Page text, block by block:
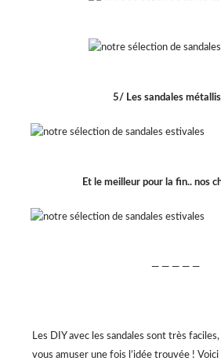
5/ Les sandales
Et le meilleur pour la fin.. nos
— — — — —
Les DIY avec les sandales sont très
vous amuser une fois l’idée trouvée !